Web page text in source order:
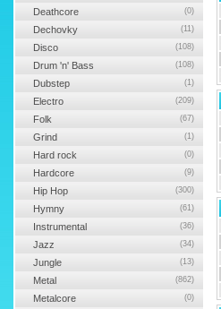
Deathcore (0)
Dechovky (11)
Disco (108)
Drum 'n' Bass (108)
Dubstep (1)
Electro (209)
Folk (67)
Grind (1)
Hard rock (0)
Hardcore (9)
Hip Hop (300)
Hymny (61)
Instrumental (36)
Jazz (34)
Jungle (13)
Metal (862)
Metalcore (0)